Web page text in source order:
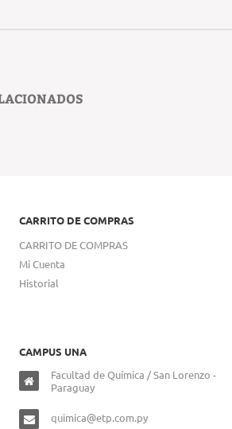
CARRITO DE COMPRAS
CARRITO DE COMPRAS
Mi Cuenta
Historial
CAMPUS UNA
Facultad de Química / San Lorenzo -
Paraguay
quimica@etp.com.py